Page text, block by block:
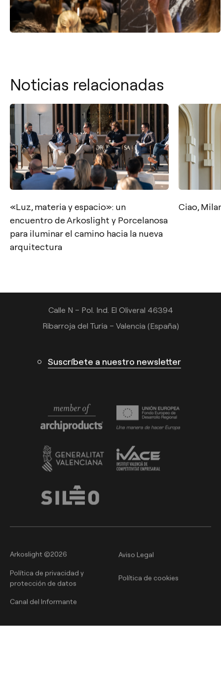
Noticias relacionadas
«Luz, materia y espacio»: un
encuentro de Arkoslight y Porcelanosa
para iluminar el camino hacia la nueva
arquitectura
Ciao,
Contacto
Calle N – Pol. Ind. El Oliveral 46394
Ribarroja del Turia – Valencia (España)
Suscríbete a nuestro newsletter
Arkoslight ©2026 Aviso Legal
Política de privacidad y
protección de datos
Política de cookies
Canal del Informante